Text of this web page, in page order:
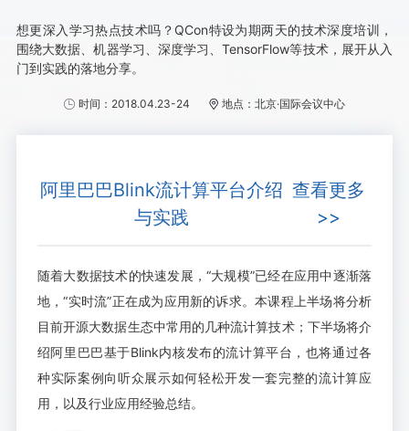
想更深入学习热点技术吗？QCon特设为期两天的技术深度培训，
围绕大数据、机器学习、深度学习、TensorFlow等技术，展开从入
门到实践的落地分享。
时间：2018.04.23-24 地点：北京·国际会议中心
阿里巴巴Blink流计算平台介绍
与实践
查看更多
>>
随着大数据技术的快速发展，“大规模”已经在应用中逐渐落
地，“实时流”正在成为应用新的诉求。本课程上半场将分析
目前开源大数据生态中常用的几种流计算技术；下半场将介
绍阿里巴巴基于Blink内核发布的流计算平台，也将通过各
种实际案例向听众展示如何轻松开发一套完整的流计算应
用，以及行业应用经验总结。